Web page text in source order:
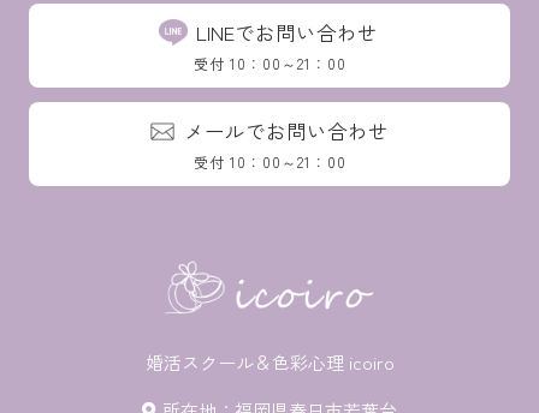
LINEでお問い合わせ
受付 10：00～21：00
メールでお問い合わせ
受付 10：00～21：00
婚活スクール＆色彩心理 icoiro